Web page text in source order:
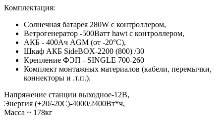
Комплектация:
Солнечная батарея 280W с контроллером,
Ветрогенератор -500Ватт hawt с контроллером,
АКБ - 400Ач AGM (от -20°С),
Шкаф АКБ SideBOX-2200 (800) /30
Крепление ФЭП - SINGLE 700-260
Комплект монтажных материалов (кабели, перемычки,
коннекторы и .т.п.).
Напряжение станции выходное-12В,
Энергия (+20/-20С)-4000/2400Вт*ч,
Масcа ~ 178кг